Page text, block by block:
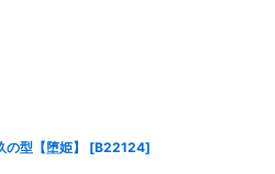
型【堕姫】 [B22124]